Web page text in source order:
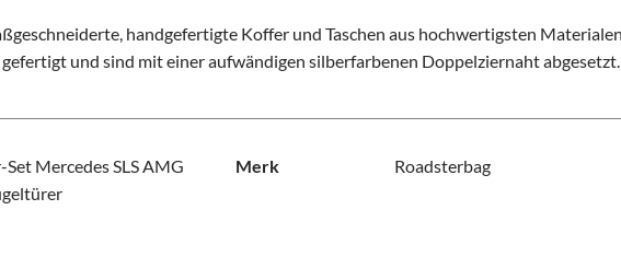
handgefertigte Koffer und Taschen aus hochwertigsten
und sind mit einer aufwändigen silberfarbenen Doppelziernaht
Mercedes SLS AMG
Merk Roadsterbag